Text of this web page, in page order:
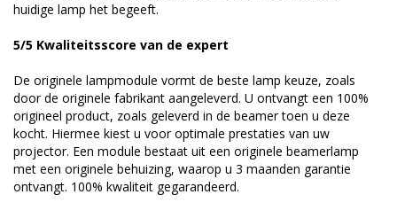
huidige lamp het begeeft.
5/5 Kwaliteitsscore van de expert
De originele lampmodule vormt de beste lamp keuze, zoals
door de originele fabrikant aangeleverd. U ontvangt een 100%
origineel product, zoals geleverd in de beamer toen u deze
kocht. Hiermee kiest u voor optimale prestaties van uw
projector. Een module bestaat uit een originele beamerlamp
met een originele behuizing, waarop u 3 maanden garantie
ontvangt. 100% kwaliteit gegarandeerd.